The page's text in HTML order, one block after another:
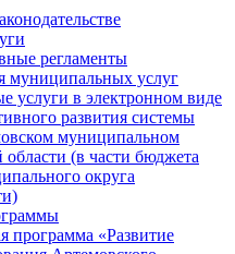
регламенты
муниципальных услуг
услуги в электронном виде
развития системы
муниципальном
области (в части бюджета
округа
программа «Развитие